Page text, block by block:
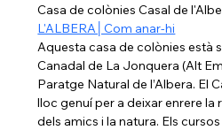
Casa de colònies Casal de
L'ALBERA│Com anar-hi
Aquesta casa de colònies està
Canadal de La Jonquera (Alt
Paratge Natural de l’Albera. El
lloc genuí per a deixar enrere
dels amics i la natura. Els